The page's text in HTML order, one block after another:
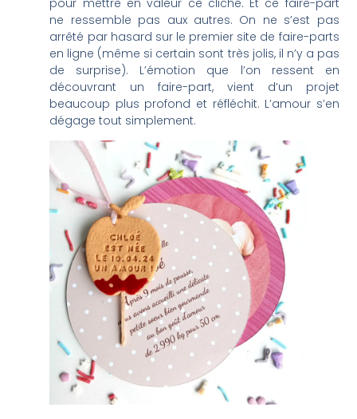
pour mettre en valeur ce cliché. Et ce faire-part
ne ressemble pas aux autres. On ne s’est pas
arrêté par hasard sur le premier site de faire-parts
en ligne (même si certain sont très jolis, il n’y a pas
de surprise). L’émotion que l’on ressent en
découvrant un faire-part, vient d’un projet
beaucoup plus profond et réfléchit. L’amour s’en
dégage tout simplement.